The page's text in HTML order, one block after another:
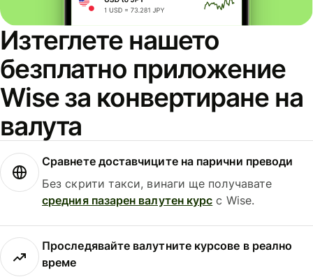
Изтеглете нашето
безплатно приложение
Wise за конвертиране на
валута
Сравнете доставчиците на парични преводи
Без скрити такси, винаги ще получавате
средния пазарен валутен курс с Wise.
Проследявайте валутните курсове в реално
време